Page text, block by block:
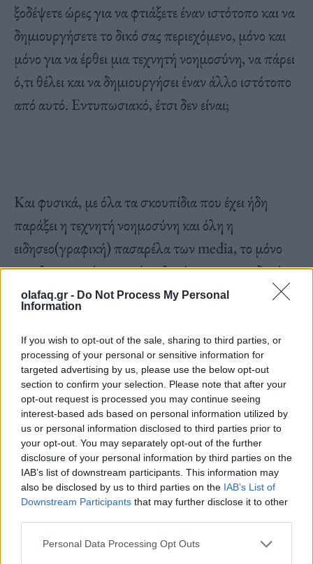
olafaq.gr - Do Not Process My Personal
Information
If you wish to opt-out of the sale, sharing to third parties, or
processing of your personal or sensitive information for
targeted advertising by us, please use the below opt-out
section to confirm your selection. Please note that after your
opt-out request is processed you may continue seeing
interest-based ads based on personal information utilized by
us or personal information disclosed to third parties prior to
your opt-out. You may separately opt-out of the further
disclosure of your personal information by third parties on the
IAB’s list of downstream participants. This information may
also be disclosed by us to third parties on the IAB’s List of
Downstream Participants that may further disclose it to other
Personal Data Processing Opt Outs
ξοδέψετε ώρες για να φτιάξετε έναν ιστότοπο και να
δημιουργήσετε το δικό σας περιεχόμενο, μόνο και
μόνο για να έρθει μια τεχνητή νοημοσύνη, να πάρει
ό,τι θέλει και να δημιουργήσει έναν άλλο ιστότοπο
από αυτό. Εντυπωσιακό, έτσι δεν είναι;
Και φυσικά, με όλα τα σκουπίδια που έχει ήδη
παράξει η τεχνητή νοημοσύνη και όλη η
ειδησεο(γραφική) πασαρέλα των media, το μόνο
που θα καταφέρει να κάνει θα είναι να τροφοδοτήσει
τον εαυτό της και να φτύσει άλλη μια απόπειρα
επιμέλειας για βλάκες. Αλήθεια, πόσο βαθύς
μπορεί να είναι αυτός ο λάκκος; Και παρόλα αυτά,
γιατί εμείς είμαστε αποφασισμένοι να βουτήξουμε
σε λίγη περισσότερη ηλίθια έκθεση στο πιο
επικίνδυνο ή βλακώδες περιεχόμενο που έχουμε
διαβάσει ποτέ στη ζωή μας; Είναι σαν να βλέπουμε
μια παράσταση όπου όλοι ξέρουμε το τέλος, αλλά
κανείς δεν μπορεί να αντισταθεί στην έλξη της
ηλιθιότητας, για να γελάσουμε λίγο πιο τεχνητά με
τη βαρετή ψηφιακή ζωή μας. Αλήθεια,
αναρωτιέμαι: είναι αυτό το μέλλον που